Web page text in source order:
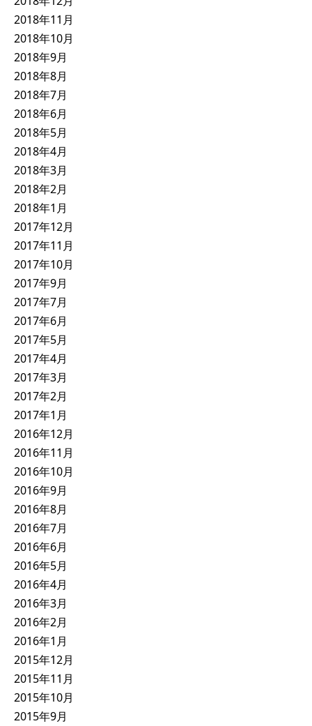
2018年11月
2018年10月
2018年9月
2018年8月
2018年7月
2018年6月
2018年5月
2018年4月
2018年3月
2018年2月
2018年1月
2017年12月
2017年11月
2017年10月
2017年9月
2017年7月
2017年6月
2017年5月
2017年4月
2017年3月
2017年2月
2017年1月
2016年12月
2016年11月
2016年10月
2016年9月
2016年8月
2016年7月
2016年6月
2016年5月
2016年4月
2016年3月
2016年2月
2016年1月
2015年12月
2015年11月
2015年10月
2015年9月